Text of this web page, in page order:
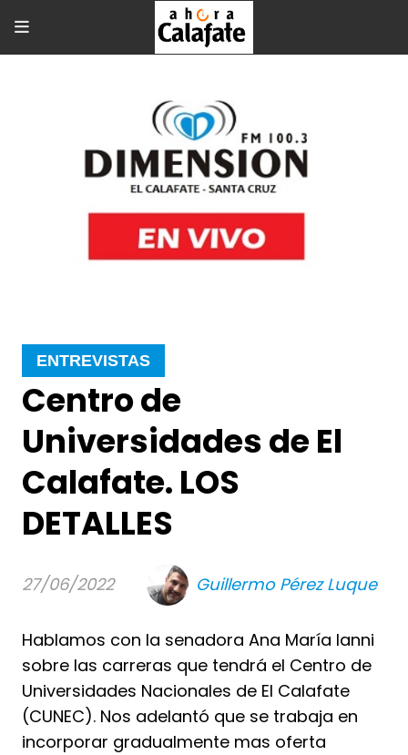
Centro de
Universidades de El
Calafate. LOS
DETALLES
Hablamos con la senadora Ana María Ianni
sobre las carreras que tendrá el Centro de
Universidades Nacionales de El Calafate
(CUNEC). Nos adelantó que se trabaja en
incorporar gradualmente mas oferta
ENTREVISTAS
27/06/2022 Guillermo Pérez Luque